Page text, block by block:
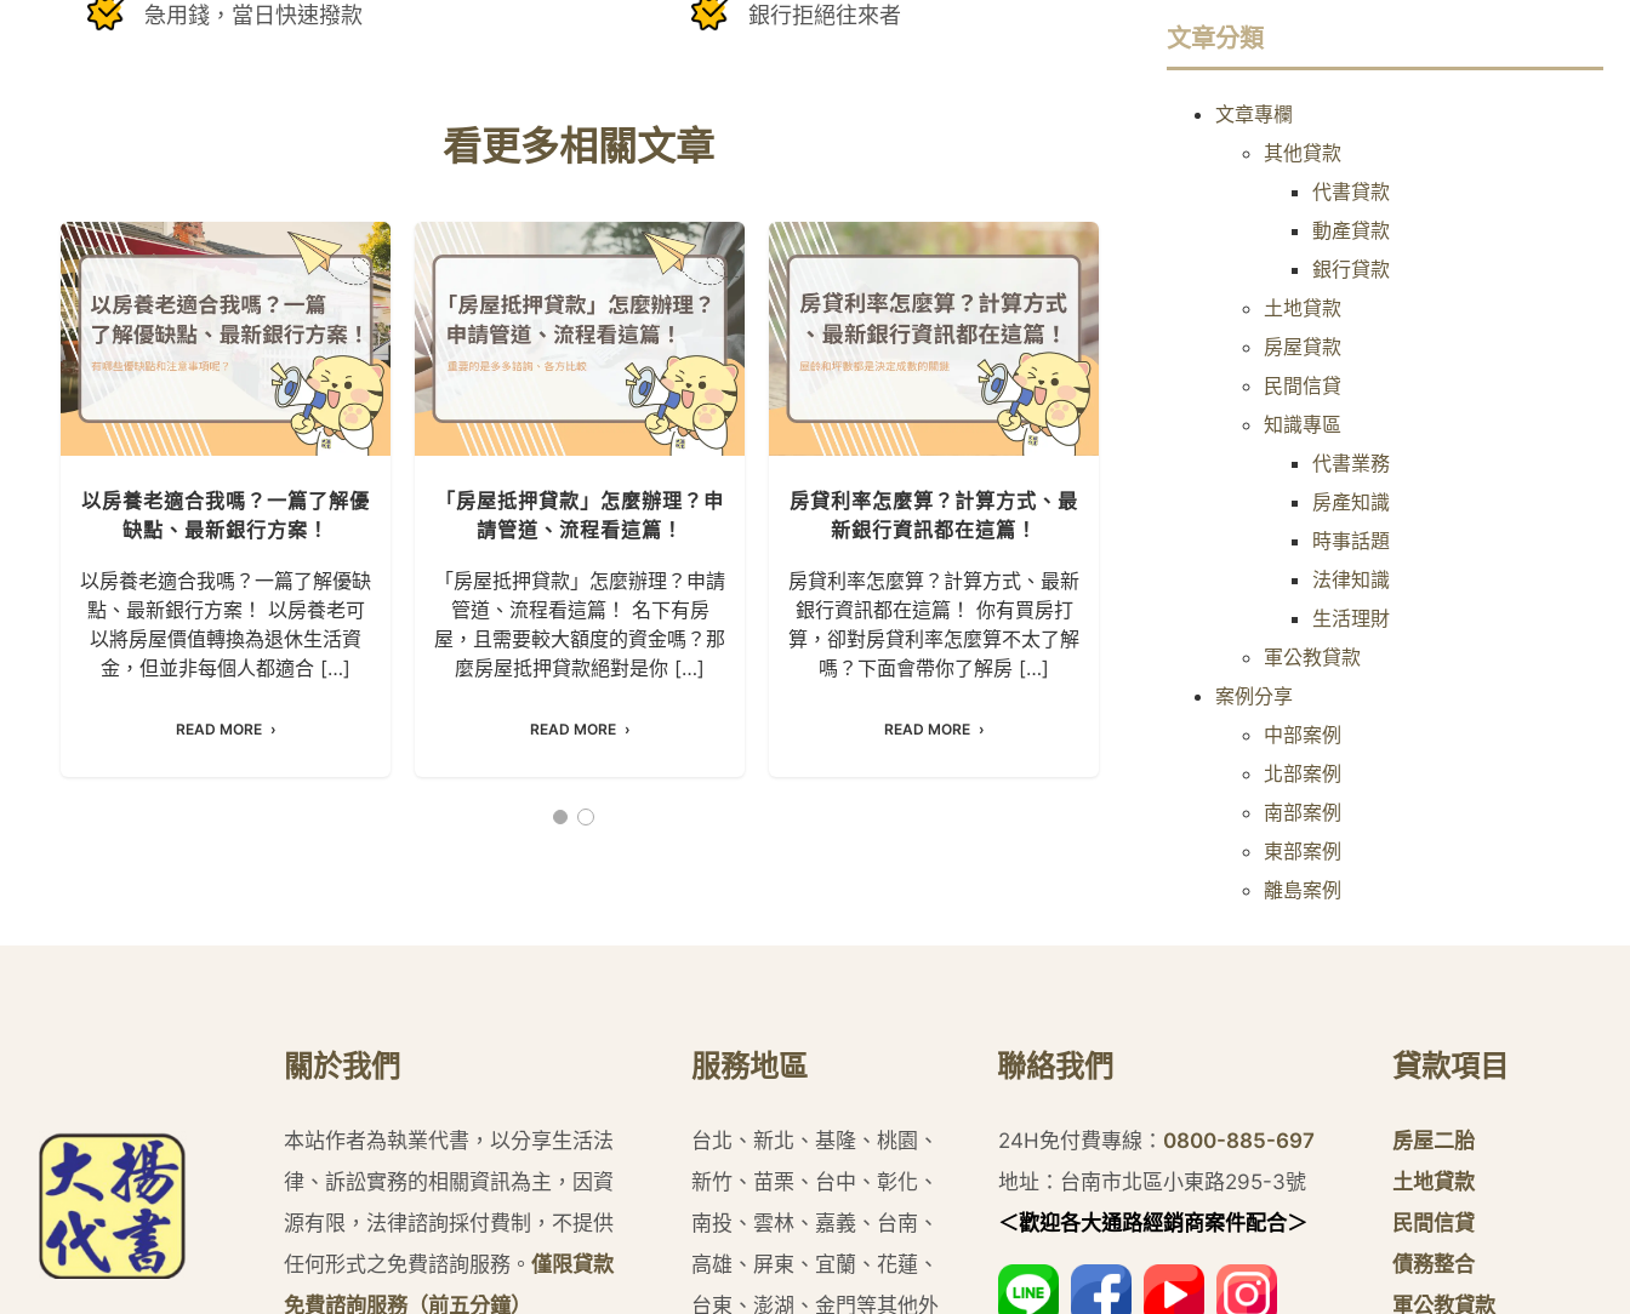
急用錢，當日快速撥款
銀行拒絕往來者
看更多相關文章
以房養老適合我嗎？一篇了解優
缺點、最新銀行方案！
以房養老適合我嗎？一篇了解優缺
點、最新銀行方案！ 以房養老可
以將房屋價值轉換為退休生活資
金，但並非每個人都適合 […]
READ MORE
「房屋抵押貸款」怎麼辦理？申
請管道、流程看這篇！
「房屋抵押貸款」怎麼辦理？申請
管道、流程看這篇！ 名下有房
屋，且需要較大額度的資金嗎？那
麼房屋抵押貸款絕對是你 […]
READ MORE
房貸利率怎麼算？計算方式、最
新銀行資訊都在這篇！
房貸利率怎麼算？計算方式、最新
銀行資訊都在這篇！ 你有買房打
算，卻對房貸利率怎麼算不太了解
嗎？下面會帶你了解房 […]
READ MORE
桃園房貸銀行申請攻略！一篇了
解注意事項、辦理流程
桃園房貸銀行申請攻略！一篇了解
注意事項、辦理流程 準備在桃園
貸？銀行房貸又該如何 […]
READ MORE
文章分類
文章專欄
其他貸款
代書貸款
動產貸款
銀行貸款
土地貸款
房屋貸款
民間信貸
知識專區
代書業務
房產知識
時事話題
法律知識
生活理財
軍公教貸款
案例分享
中部案例
北部案例
南部案例
東部案例
離島案例
關於我們
本站作者為執業代書，以分享生活法
律、訴訟實務的相關資訊為主，因資
源有限，法律諮詢採付費制，不提供
任何形式之免費諮詢服務。 僅限貸款
免費諮詢服務（前五分鐘）
服務地區
台北、新北、基隆、桃園、
新竹、苗栗、台中、彰化、
南投、雲林、嘉義、台南、
高雄、屏東、宜蘭、花蓮、
台東、澎湖、金門等其他外
聯絡我們
24H免付費專線： 0800-885-697
地址：台南市北區小東路295-3號
＜歡迎各大通路經銷商案件配合＞
貸款項目
房屋二胎
土地貸款
民間信貸
債務整合
軍公教貸款